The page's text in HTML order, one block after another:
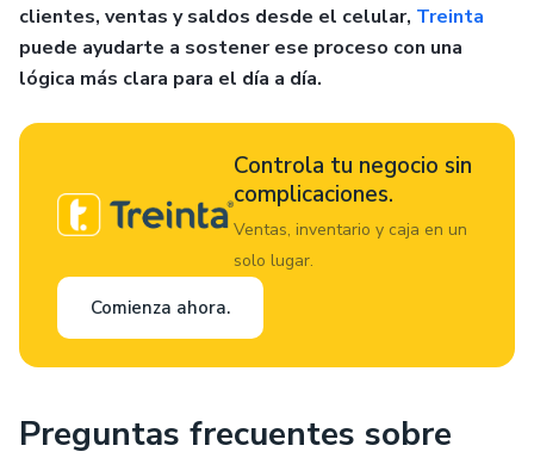
clientes, ventas y saldos desde el celular, Treinta
puede ayudarte a sostener ese proceso con una
lógica más clara para el día a día.
Controla tu negocio sin
complicaciones.
Ventas, inventario y caja en un
solo lugar.
Comienza ahora.
Preguntas frecuentes sobre